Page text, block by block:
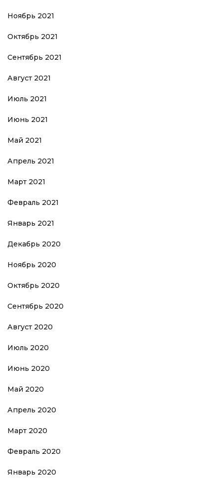
Ноябрь 2021
Октябрь 2021
Сентябрь 2021
Август 2021
Июль 2021
Июнь 2021
Май 2021
Апрель 2021
Март 2021
Февраль 2021
Январь 2021
Декабрь 2020
Ноябрь 2020
Октябрь 2020
Сентябрь 2020
Август 2020
Июль 2020
Июнь 2020
Май 2020
Апрель 2020
Март 2020
Февраль 2020
Январь 2020